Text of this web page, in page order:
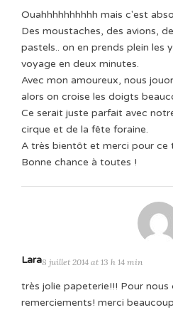
Ouahhhhhhhhhh mais c'est
Des moustaches, des avions,
pastels.. on en prends plein les
voyage en deux minutes.
Avec mon amoureux, nous
alors on croise les doigts
Ce serait juste parfait avec
cirque et de la fête foraine.
A très bientôt et merci pour ce
Bonne chance à toutes !
Lara8 juillet 2014 at 13 h 14 min
très jolie papeterie!!! Pour nous
remerciements! merci